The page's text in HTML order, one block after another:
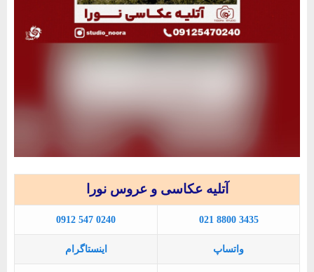
آتلیه عکاسی و عروس نورا
0912 547 0240 021 8800 3435
اینستاگرام واتساپ